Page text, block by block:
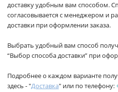
доставку удобным вам способом.
согласовывается с менеджером и
доставки при оформлении заказа.
Выбрать удобный вам способ
“Выбор способа доставки” при
Подробнее о каждом варианте
здесь - "Доставка" или по телефону: